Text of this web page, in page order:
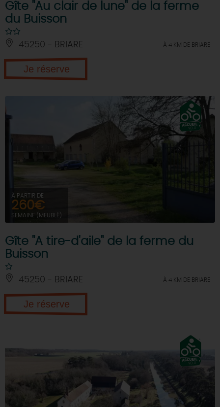
Gîte "Au clair de lune" de la ferme
du Buisson
45250 - BRIARE À 4 KM DE BRIARE
Je réserve
À PARTIR DE
260€
SEMAINE (MEUBLÉ)
Gîte "A tire-d'aile" de la ferme du
Buisson
45250 - BRIARE À 4 KM DE BRIARE
Je réserve